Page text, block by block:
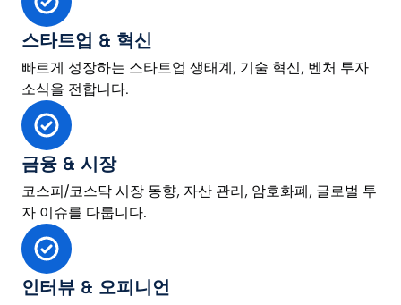
스타트업 & 혁신
빠르게 성장하는 스타트업 생태계, 기술 혁신, 벤처 투자
소식을 전합니다.
금융 & 시장
코스피/코스닥 시장 동향, 자산 관리, 암호화폐, 글로벌 투
자 이슈를 다룹니다.
인터뷰 & 오피니언